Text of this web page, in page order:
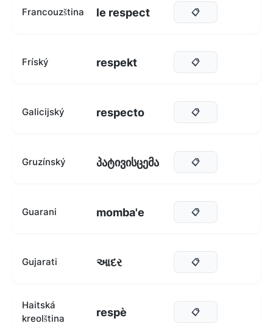
Francouzština le respect 📋
Fríský respekt 📋
Galicijský respecto 📋
Gruzínský პატივისცემა 📋
Guarani momba'e 📋
Gujarati આદર 📋
Haitská
kreolština
respè 📋